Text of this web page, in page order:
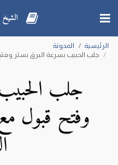
الرئيسية
المدونة
جلب الحبيب بسرعة البرق بستر
جلب
وفتح قبول